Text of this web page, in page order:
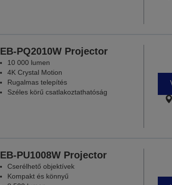
EB-PQ2010W Projector
10 000 lumen
4K Crystal Motion
Rugalmas telepítés
Széles körű csatlakoztathatóság
EB-PU1008W Projector
Cserélhető objektívek
Kompakt és könnyű